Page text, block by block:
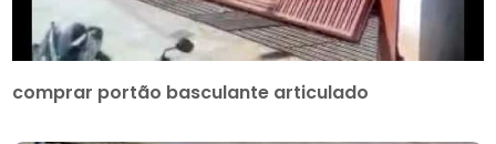
comprar portão basculante articulado